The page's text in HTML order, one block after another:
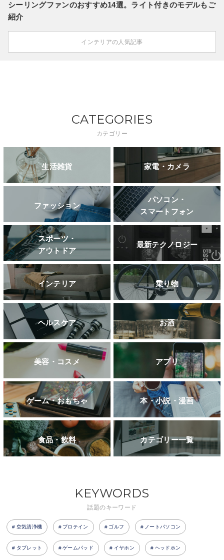
シーリングファンのおすすめ14選。ライト付きのモデルもご
紹介
インテリアの人気記事
CATEGORIES
カテゴリー
生活雑貨 家電・カメラ
ファッション
パソコン・
スマートフォン
スポーツ・
アウトドア
最新テクノロジー
インテリア 乗り物
ヘルスケア お酒
美容・コスメ アプリ
ゲーム・おもちゃ 本・小説・漫画
食品・飲料 カテゴリー一覧
KEYWORDS
話題のキーワード
空気清浄機 プロテイン ゴルフ ノートパソコン
タブレット ゲームパッド イヤホン ヘッドホン